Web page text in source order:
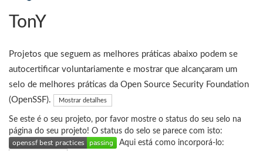
TonY
Projetos que seguem as melhores práticas abaixo podem se
autocertificar voluntariamente e mostrar que alcançaram um
selo de melhores práticas da Open Source Security Foundation
(OpenSSF).
Mostrar detalhes
Se este é o seu projeto, por favor mostre o status do seu selo na
página do seu projeto! O status do selo se parece com isto:
Aqui está como incorporá-lo: